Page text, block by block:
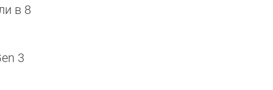
в 8
3